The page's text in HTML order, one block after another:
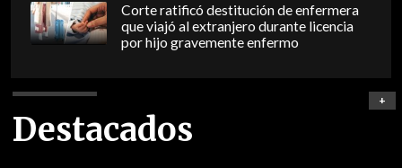
Corte ratificó destitución de enfermera
que viajó al extranjero durante licencia
por hijo gravemente enfermo
Destacados
+